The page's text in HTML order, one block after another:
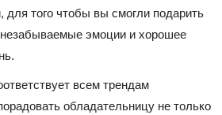
для того чтобы вы смогли подарить
эмоции и хорошее
всем трендам
обладательницу не только